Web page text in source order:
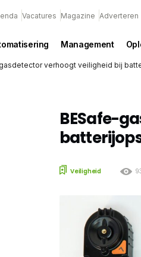
Vacatures Magazine Adverteren
Management
verhoogt veiligheid bij
BESafe-
Veiligheid